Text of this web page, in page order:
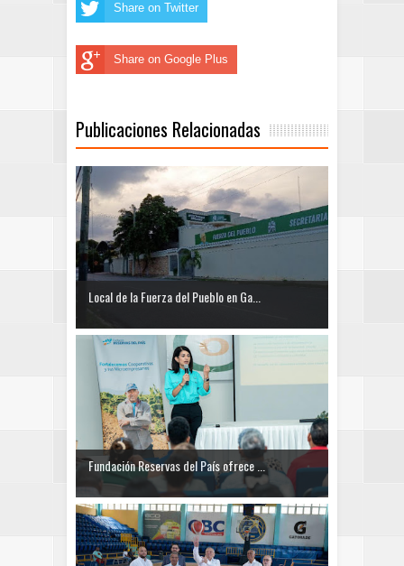
Share on Twitter
Share on Google Plus
Publicaciones Relacionadas
Local de la Fuerza del Pueblo en Ga...
Fundación Reservas del País ofrece ...